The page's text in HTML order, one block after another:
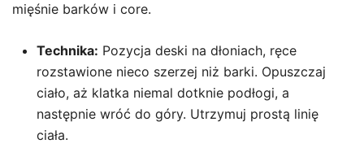
mięśnie barków i core.
Technika: Pozycja deski na dłoniach, ręce
rozstawione nieco szerzej niż barki. Opuszczaj
ciało, aż klatka niemal dotknie podłogi, a
następnie wróć do góry. Utrzymuj prostą linię
ciała.